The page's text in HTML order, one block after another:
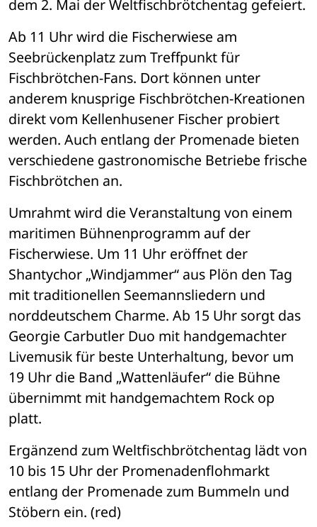
dem 2. Mai der Weltfischbrötchentag gefeiert.
Ab 11 Uhr wird die Fischerwiese am
Seebrückenplatz zum Treffpunkt für
Fischbrötchen-Fans. Dort können unter
anderem knusprige Fischbrötchen-Kreationen
direkt vom Kellenhusener Fischer probiert
werden. Auch entlang der Promenade bieten
verschiedene gastronomische Betriebe frische
Fischbrötchen an.
Umrahmt wird die Veranstaltung von einem
maritimen Bühnenprogramm auf der
Fischerwiese. Um 11 Uhr eröffnet der
Shantychor „Windjammer“ aus Plön den Tag
mit traditionellen Seemannsliedern und
norddeutschem Charme. Ab 15 Uhr sorgt das
Georgie Carbutler Duo mit handgemachter
Livemusik für beste Unterhaltung, bevor um
19 Uhr die Band „Wattenläufer“ die Bühne
übernimmt mit handgemachtem Rock op
platt.
Ergänzend zum Weltfischbrötchentag lädt von
10 bis 15 Uhr der Promenadenflohmarkt
entlang der Promenade zum Bummeln und
Stöbern ein. (red)